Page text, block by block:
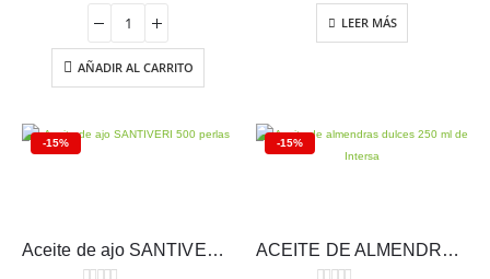
AÑADIR AL CARRITO
original
era:
9.90 €.
LEER MÁS
-15%
Aceite de ajo SANTIVERI 500 perlas
-15%
ACEITE DE ALMENDRAS DULCES 250 ML – Intersa